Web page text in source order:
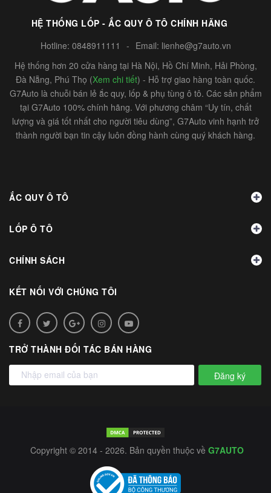
HỆ THỐNG LỐP - ẮC QUY Ô TÔ CHÍNH HÃNG
Hotline: 0848911111 - Email: lienhe@g7auto.vn
Hệ thống hơn 20 cửa hàng tại Hà Nội, Hồ Chí Minh, Hải Phòng,
Đà Nẵng, Phú Thọ (Xem chi tiết) - Hỗ trợ giao hàng toàn quốc.
G7Auto là chuỗi bán lẻ ắc quy, lốp & phụ tùng ô tô. Các sản phẩm
tại G7Auto 100% chính hãng. Với phương châm “Uy tín, chất
lượng và giá tốt nhất cho người tiêu dùng”, G7Auto vinh hạnh trở
thành người bạn tin cậy luôn đồng hành cùng quý khách hàng.
ẮC QUY Ô TÔ
LỐP Ô TÔ
CHÍNH SÁCH
KẾT NỐI VỚI CHÚNG TÔI
TRỞ THÀNH ĐỐI TÁC BÁN HÀNG
Đăng ký
Copyright © 2014 - 2026. Bản quyền thuộc về G7AUTO